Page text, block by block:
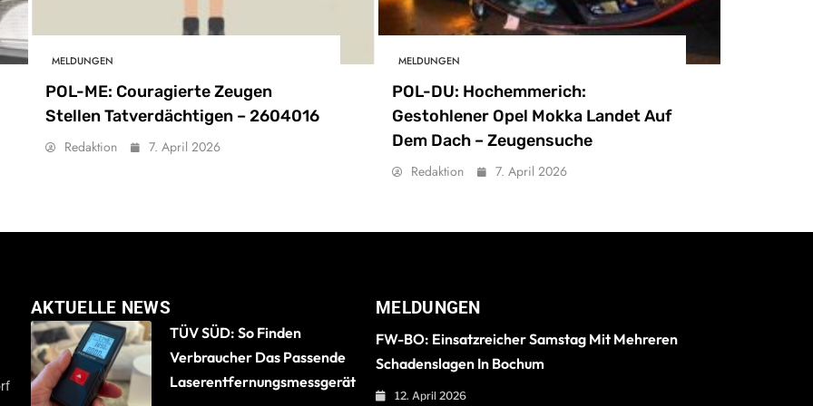
MELDUNGEN
POL-ME: Couragierte Zeugen
Stellen Tatverdächtigen – 2604016
Redaktion 7. April 2026
MELDUNGEN
POL-DU: Hochemmerich:
Gestohlener Opel Mokka Landet Auf
Dem Dach – Zeugensuche
Redaktion 7. April 2026
AKTUELLE NEWS
TÜV SÜD: So Finden
Verbraucher Das Passende
Laserentfernungsmessgerät
MELDUNGEN
FW-BO: Einsatzreicher Samstag Mit Mehreren
Schadenslagen In Bochum
12. April 2026